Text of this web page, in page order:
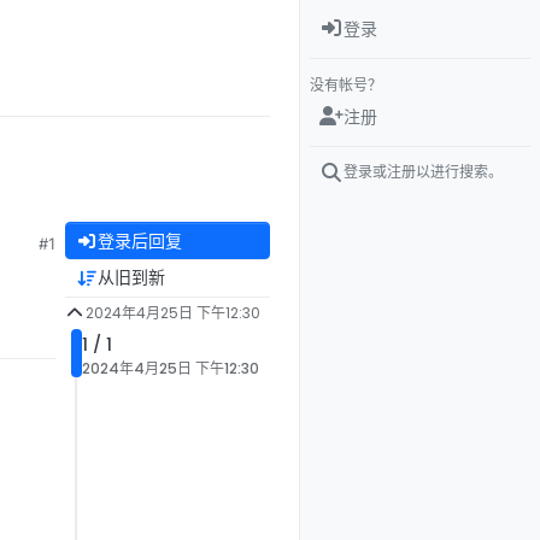
#1 登录后回复
从旧到新
2024年4月25日 下午12:30
1 / 1
2024年4月25日 下午12:30
登录
没有帐号？
注册
登录或注册以进行搜索。